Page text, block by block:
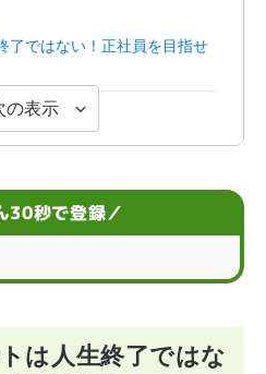
了ではない！正社員を目指せ
職を成功させる5つのコツ
活なら就職支援サービスの利
の表示
30秒で登録／
は人生終了ではな